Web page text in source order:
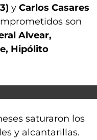
y Carlos Casares
son
Alvear,
Hipólito
saturaron los
y alcantarillas.